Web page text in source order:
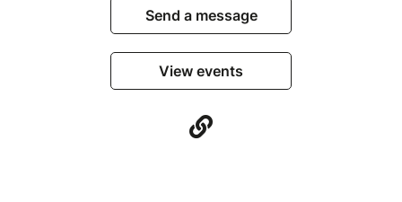
Send a message
View events